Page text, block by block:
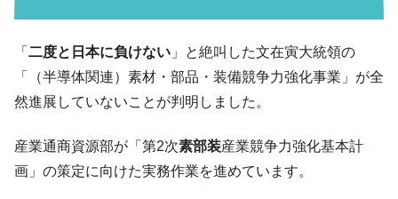
『Money1』
韓国「ここは北朝鮮なのか。選管がサーバ
ーにウソのデータを入力したのは明白だ」
言。
『Money1』
韓国は「中国と同じく」投資に不適格な国
「 二度と日本に負けない 」と絶叫した文在寅大統領の
「（半導体関連）素材・部品・装備競争力強化事業」が全
然進展していないことが判明しました。
産業通商資源部が「第2次素部装産業競争力強化基本計
画」の策定に向けた実務作業を進めています。